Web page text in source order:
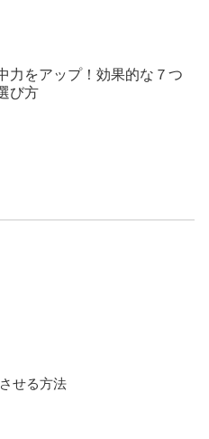
力をアップ！効果的な７つ
び方
せる方法